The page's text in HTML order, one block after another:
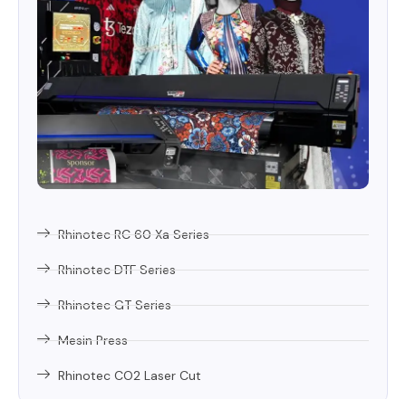
Rhinotec RC 60 Xa Series
Rhinotec DTF Series
Rhinotec GT Series
Mesin Press
Rhinotec CO2 Laser Cut